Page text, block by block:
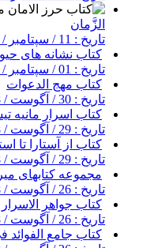
الزَّمان
تاریخ : 11 / سپتامبر / 2018
کتاب نشانه های
تاریخ : 01 / سپتامبر / 2018
کتاب مهج الدعوات
تاریخ : 30 / آگوست / 2018
کتاب اسرار مانیه
تاریخ : 29 / آگوست / 2018
کتاب از آستارا تا
تاریخ : 29 / آگوست / 2018
مجموعه کتابهای
تاریخ : 26 / آگوست / 2018
کتاب جواهر الاسرار
تاریخ : 26 / آگوست / 2018
کتاب جامع الفوائد